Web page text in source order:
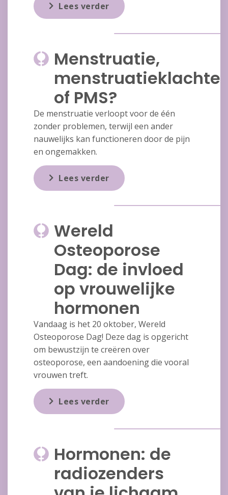
Lees verder
Menstruatie,
of PMS?
De menstruatie verloopt voor de één
zonder problemen, terwijl een ander
nauwelijks kan functioneren door de pijn
en ongemakken.
Lees verder
Wereld
Osteoporose
Dag: de invloed
op vrouwelijke
hormonen
Vandaag is het 20 oktober, Wereld
Osteoporose Dag! Deze dag is opgericht
om bewustzijn te creëren over
osteoporose, een aandoening die vooral
vrouwen treft.
Lees verder
Hormonen: de
radiozenders